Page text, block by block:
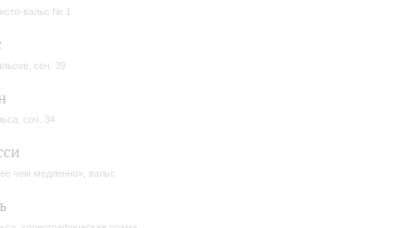
вальс № 1
соч. 39
соч. 34
чем медленно», вальс